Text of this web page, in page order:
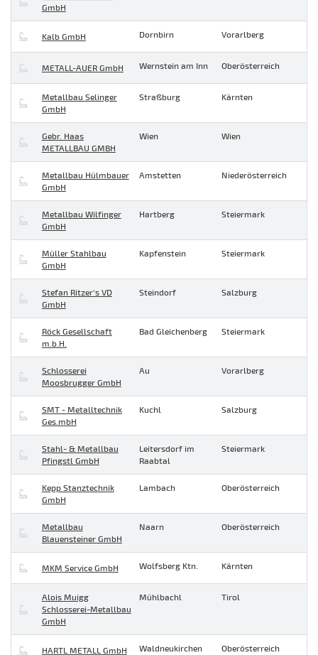
GmbH
Kalb GmbH Dornbirn Vorarlberg
METALL-AUER GmbH Wernstein am Inn Oberösterreich
Metallbau Selinger
GmbH
Straßburg Kärnten
Gebr. Haas
METALLBAU GMBH
Wien Wien
Metallbau Hülmbauer
GmbH
Amstetten Niederösterreich
Metallbau Wilfinger
GmbH
Hartberg Steiermark
Müller Stahlbau
GmbH
Kapfenstein Steiermark
Stefan Ritzer's VD
GmbH
Steindorf Salzburg
Röck Gesellschaft
m.b.H.
Bad Gleichenberg Steiermark
Schlosserei
Moosbrugger GmbH
Au Vorarlberg
SMT - Metalltechnik
Ges.mbH
Kuchl Salzburg
Stahl- & Metallbau
Pfingstl GmbH
Leitersdorf im
Raabtal
Steiermark
Kepp Stanztechnik
GmbH
Lambach Oberösterreich
Metallbau
Blauensteiner GmbH
Naarn Oberösterreich
MKM Service GmbH Wolfsberg Ktn. Kärnten
Alois Muigg
Schlosserei-Metallbau
GmbH
Mühlbachl Tirol
HARTL METALL GmbH Waldneukirchen Oberösterreich